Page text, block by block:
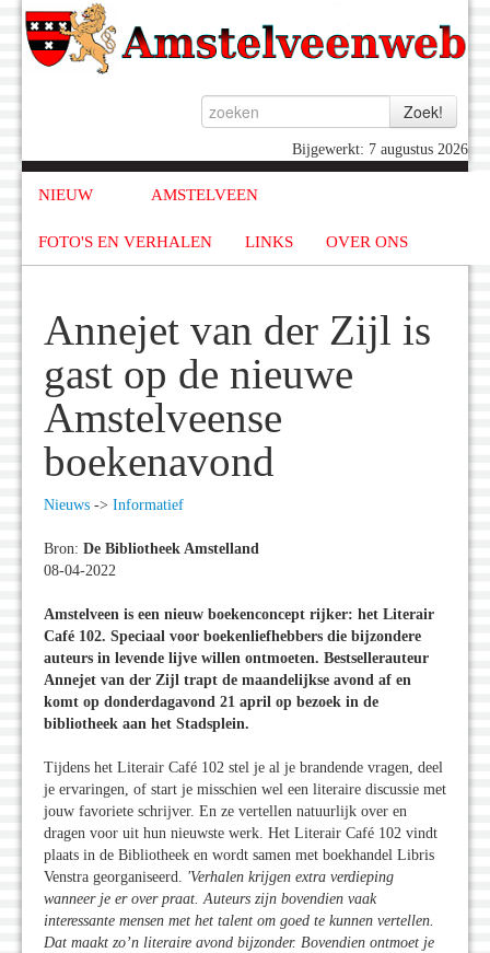
Bijgewerkt: 7 augustus 2026
NIEUW AMSTELVEEN
FOTO'S EN VERHALEN LINKS OVER ONS
Annejet van der Zijl is
gast op de nieuwe
Amstelveense
boekenavond
Nieuws -> Informatief
Bron: De Bibliotheek Amstelland
08-04-2022
Amstelveen is een nieuw boekenconcept rijker: het Literair
Café 102. Speciaal voor boekenliefhebbers die bijzondere
auteurs in levende lijve willen ontmoeten. Bestsellerauteur
Annejet van der Zijl trapt de maandelijkse avond af en
komt op donderdagavond 21 april op bezoek in de
bibliotheek aan het Stadsplein.
Tijdens het Literair Café 102 stel je al je brandende vragen, deel
je ervaringen, of start je misschien wel een literaire discussie met
jouw favoriete schrijver. En ze vertellen natuurlijk over en
dragen voor uit hun nieuwste werk. Het Literair Café 102 vindt
plaats in de Bibliotheek en wordt samen met boekhandel Libris
Venstra georganiseerd. 'Verhalen krijgen extra verdieping
wanneer je er over praat. Auteurs zijn bovendien vaak
interessante mensen met het talent om goed te kunnen vertellen.
Dat maakt zo’n literaire avond bijzonder. Bovendien ontmoet je